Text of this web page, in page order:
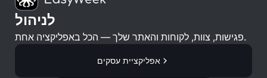
לניהול
פגישות, צוות, לקוחות והאתר שלך — הכל באפליקציה אחת.
אפליקציית עסקים